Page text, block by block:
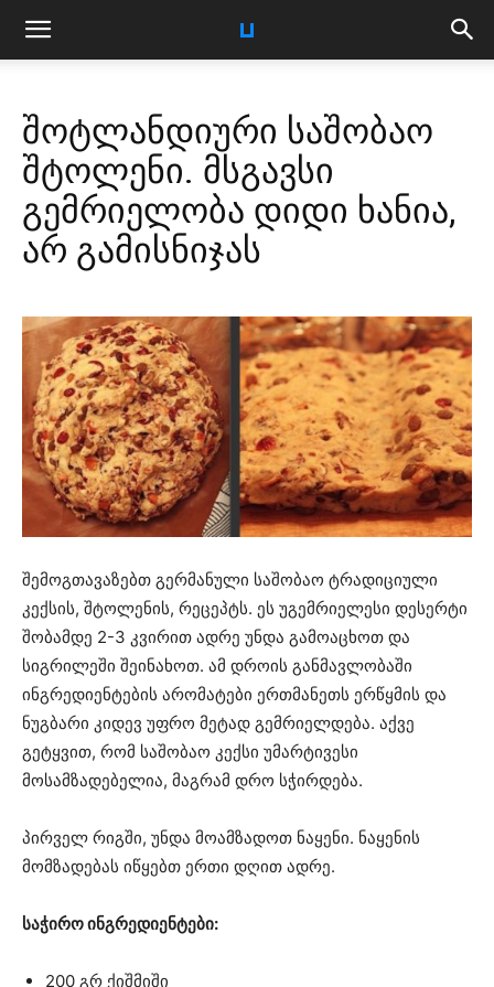
შოტლანდიური საშობაო
შტოლენი. მსგავსი
გემრიელობა დიდი ხანია,
არ გამისნიჯას
შემოგთავაზებთ გერმანული საშობაო ტრადიციული
კექსის, შტოლენის, რეცეპტს. ეს უგემრიელესი დესერტი
შობამდე 2-3 კვირით ადრე უნდა გამოაცხოთ და
სიგრილეში შეინახოთ. ამ დროის განმავლობაში
ინგრედიენტების არომატები ერთმანეთს ერწყმის და
ნუგბარი კიდევ უფრო მეტად გემრიელდება. აქვე
გეტყვით, რომ საშობაო კექსი უმარტივესი
მოსამზადებელია, მაგრამ დრო სჭირდება.
პირველ რიგში, უნდა მოამზადოთ ნაყენი. ნაყენის
მომზადებას იწყებთ ერთი დღით ადრე.
საჭირო ინგრედიენტები:
200 გრ ქიშმიში